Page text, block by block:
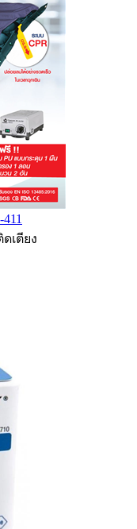
เตียง